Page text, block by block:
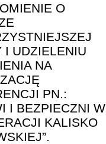
O
I UDZIELENIU
NA
PN.:
I BEZPIECZNI W
KALISKO